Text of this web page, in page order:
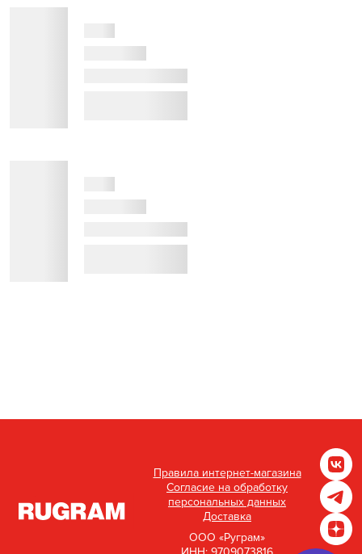
Правила интернет-магазина
Согласие на обработку
персональных данных
Доставка
ООО «Руграм»